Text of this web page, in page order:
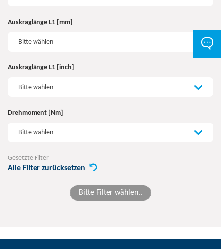
Auskraglänge L1 [mm]
Bitte wählen
Auskraglänge L1 [inch]
Bitte wählen
Drehmoment [Nm]
Bitte wählen
Gesetzte Filter
Alle Filter zurücksetzen
Bitte Filter wählen..